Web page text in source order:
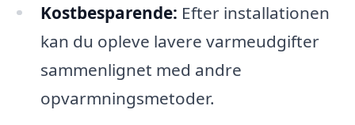
Kostbesparende: Efter installationen
kan du opleve lavere varmeudgifter
sammenlignet med andre
opvarmningsmetoder.